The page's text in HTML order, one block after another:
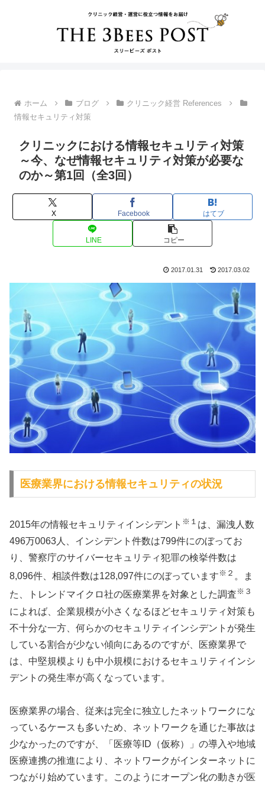
ホーム ブログ
クリニック経営 References
情報セキュリティ対策
クリニックにおける情報セキュリティ対策
～今、なぜ情報セキュリティ対策が必要な
のか～第1回（全3回）
X Facebook はてブ
LINE コピー
2017.01.31 2017.03.02
医療業界における情報セキュリティの状況
2015年の情報セキュリティインシデント ※１ は、漏洩人数
496万0063人、インシデント件数は799件にのぼってお
り、警察庁のサイバーセキュリティ犯罪の検挙件数は
8,096件、相談件数は128,097件にのぼっています ※２ 。ま
た、トレンドマイクロ社の医療業界を対象とした調査 ※３
によれば、企業規模が小さくなるほどセキュリティ対策も
不十分な一方、何らかのセキュリティインシデントが発生
している割合が少ない傾向にあるのですが、医療業界で
は、中堅規模よりも中小規模におけるセキュリティインシ
デントの発生率が高くなっています。
医療業界の場合、従来は完全に独立したネットワークにな
っているケースも多いため、ネットワークを通じた事故は
少なかったのですが、「医療等ID（仮称）」の導入や地域
医療連携の推進により、ネットワークがインターネットに
つながり始めています。このようにオープン化の動きが医